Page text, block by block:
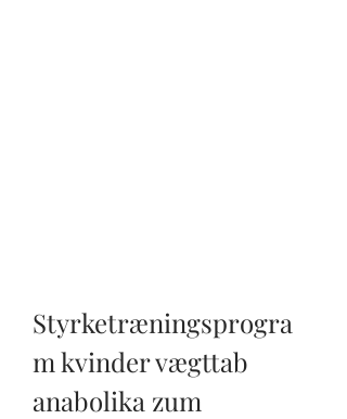
Styrketræningsprogra
m kvinder vægttab
anabolika zum